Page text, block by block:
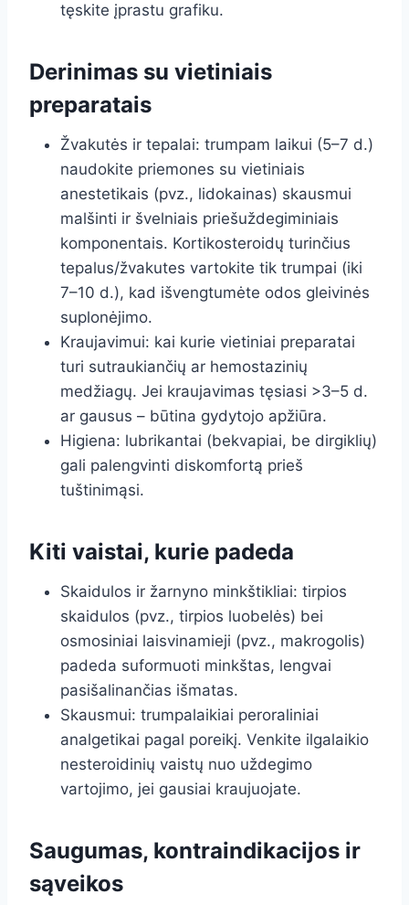
tęskite įprastu grafiku.
Derinimas su vietiniais
preparatais
Žvakutės ir tepalai: trumpam laikui (5–7 d.)
naudokite priemones su vietiniais
anestetikais (pvz., lidokainas) skausmui
malšinti ir švelniais priešuždegiminiais
komponentais. Kortikosteroidų turinčius
tepalus/žvakutes vartokite tik trumpai (iki
7–10 d.), kad išvengtumėte odos gleivinės
suplonėjimo.
Kraujavimui: kai kurie vietiniai preparatai
turi sutraukiančių ar hemostazinių
medžiagų. Jei kraujavimas tęsiasi >3–5 d.
ar gausus – būtina gydytojo apžiūra.
Higiena: lubrikantai (bekvapiai, be dirgiklių)
gali palengvinti diskomfortą prieš
tuštinimąsi.
Kiti vaistai, kurie padeda
Skaidulos ir žarnyno minkštikliai: tirpios
skaidulos (pvz., tirpios luobelės) bei
osmosiniai laisvinamieji (pvz., makrogolis)
padeda suformuoti minkštas, lengvai
pasišalinančias išmatas.
Skausmui: trumpalaikiai peroraliniai
analgetikai pagal poreikį. Venkite ilgalaikio
nesteroidinių vaistų nuo uždegimo
vartojimo, jei gausiai kraujuojate.
Saugumas, kontraindikacijos ir
sąveikos